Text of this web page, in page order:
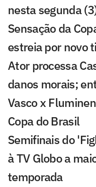
nesta segunda
Sensação da
estreia por novo
Ator processa
danos morais;
Vasco x
Copa do Brasil
Semifinais do
à TV Globo a
temporada